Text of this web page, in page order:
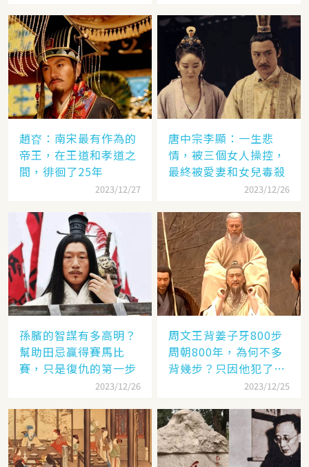
趙昚：南宋最有作為的
帝王，在王道和孝道之
間，徘徊了25年
2023/12/27
唐中宗李顯：一生悲
情，被三個女人操控，
最終被愛妻和女兒毒殺
2023/12/26
孫臏的智謀有多高明？
幫助田忌贏得賽馬比
賽，只是復仇的第一步
2023/12/26
周文王背姜子牙800步
周朝800年，為何不多
背幾步？只因他犯了個
2023/12/25